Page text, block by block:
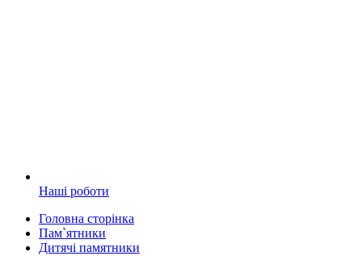
Наші роботи
Головна сторінка
Пам`ятники
Дитячі памятники